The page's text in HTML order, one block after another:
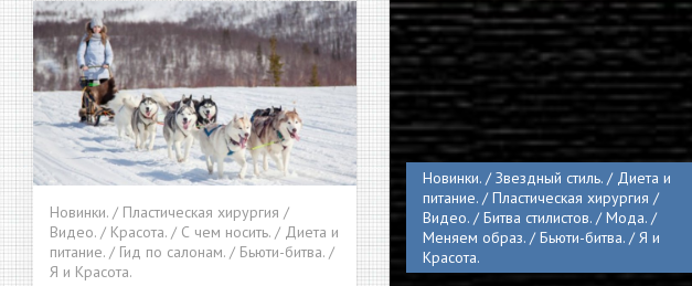
Новинки. / Звездный стиль. / Диета и
питание. / Пластическая хирургия /
Видео. / Битва стилистов. / Мода. /
Меняем образ. / Бьюти-битва. / Я и
Красота.
Новинки. / Пластическая хирургия /
Видео. / Красота. / С чем носить. / Диета и
питание. / Гид по салонам. / Бьюти-битва. /
Я и Красота.